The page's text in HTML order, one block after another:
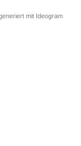
mit Ideogram